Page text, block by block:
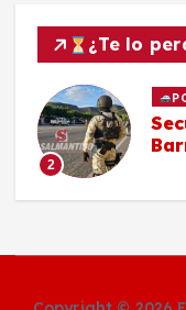
¿Te lo
2